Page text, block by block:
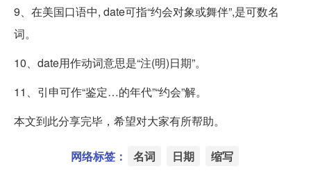
9、在美国口语中, date可指“约会对象或舞伴”,是可数名
词。
10、date用作动词意思是“注(明)日期”。
11、引申可作“鉴定…的年代”“约会”解。
本文到此分享完毕，希望对大家有所帮助。
网络标签： 名词 日期 缩写